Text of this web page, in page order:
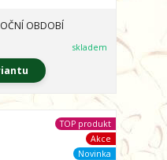
OBDOBÍ
skladem
TOP produkt
Akce
Novinka